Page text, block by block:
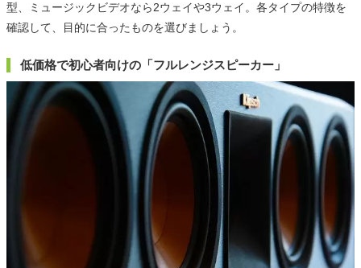
型、ミュージックビデオなら2ウェイや3ウェイ。各タイプの特徴を
確認して、目的に合ったものを選びましょう。
低価格で初心者向けの「フルレンジスピーカー」